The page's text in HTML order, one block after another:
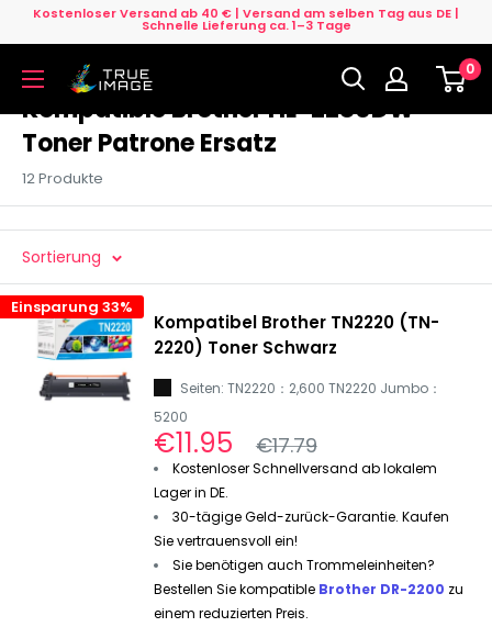
Direkt
zum
Inhalt
Kostenloser Versand ab 40 € | Versand am selben Tag aus DE |
Schnelle Lieferung ca. 1–3 Tage
True
DE
0
Kompatible Brother HL-2280DW
Toner Patrone Ersatz
12 Produkte
Sortierung
Einsparung 33%
Kompatibel Brother TN2220 (TN-
2220) Toner Schwarz
Seiten: TN2220：2,600 TN2220 Jumbo：
5200
Sonderpreis
€11.95 Normalpreis
€17.79
Kostenloser Schnellversand ab lokalem
Lager in DE.
30-tägige Geld-zurück-Garantie. Kaufen
Sie vertrauensvoll ein!
Sie benötigen auch Trommeleinheiten?
Bestellen Sie kompatible Brother DR-2200 zu
einem reduzierten Preis.